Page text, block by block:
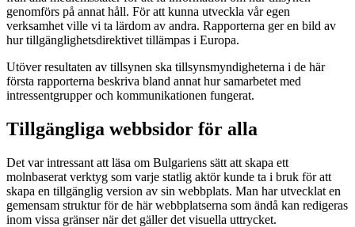
genomförs på annat håll. För att kunna utveckla vår egen
verksamhet ville vi ta lärdom av andra. Rapporterna ger en bild av
hur tillgänglighetsdirektivet tillämpas i Europa.
Utöver resultaten av tillsynen ska tillsynsmyndigheterna i de här
första rapporterna beskriva bland annat hur samarbetet med
intressentgrupper och kommunikationen fungerat.
Tillgängliga webbsidor för alla
Det var intressant att läsa om Bulgariens sätt att skapa ett
molnbaserat verktyg som varje statlig aktör kunde ta i bruk för att
skapa en tillgänglig version av sin webbplats. Man har utvecklat en
gemensam struktur för de här webbplatserna som ändå kan redigeras
inom vissa gränser när det gäller det visuella uttrycket.